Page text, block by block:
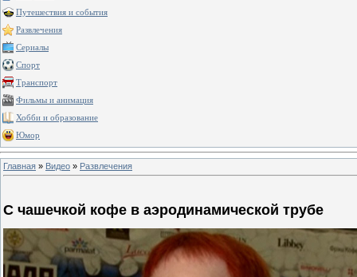
Путешествия и события
Развлечения
Сериалы
Спорт
Транспорт
Фильмы и анимация
Хобби и образование
Юмор
Главная » Видео » Развлечения
С чашечкой кофе в аэродинамической трубе